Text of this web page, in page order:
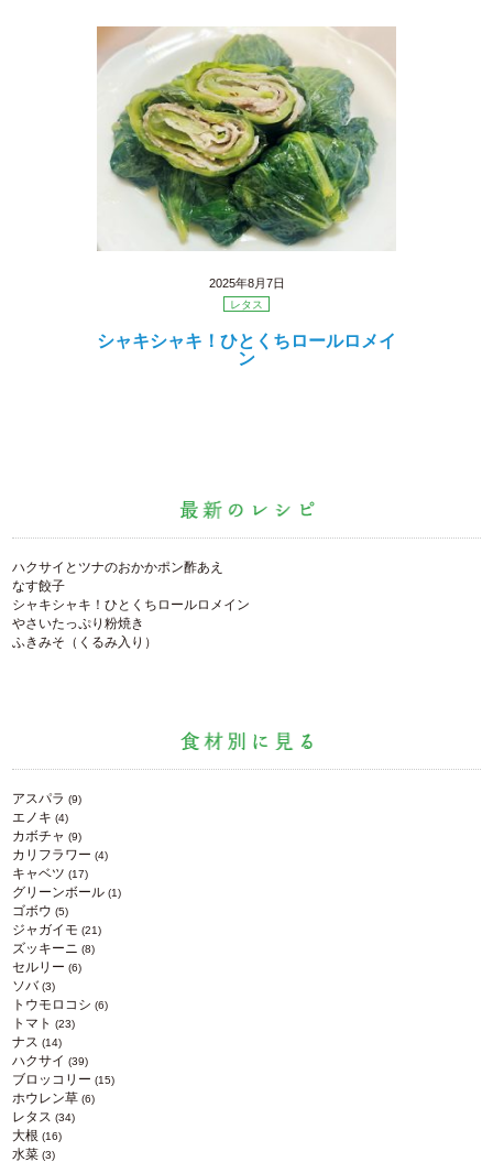
2025年8月7日
レタス
シャキシャキ！ひとくちロールロメイ
ン
ハクサイとツナのおかかポン酢あえ
なす餃子
シャキシャキ！ひとくちロールロメイン
やさいたっぷり粉焼き
ふきみそ（くるみ入り）
アスパラ (9)
エノキ (4)
カボチャ (9)
カリフラワー (4)
キャベツ (17)
グリーンボール (1)
ゴボウ (5)
ジャガイモ (21)
ズッキーニ (8)
セルリー (6)
ソバ(3)
トウモロコシ (6)
トマト (23)
ナス (14)
ハクサイ (39)
ブロッコリー (15)
ホウレン草 (6)
レタス (34)
大根 (16)
水菜 (3)